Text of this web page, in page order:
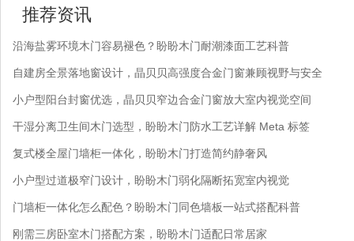
推荐资讯
沿海盐雾环境木门容易褪色？盼盼木门耐潮漆面工艺科普
自建房全景落地窗设计，晶贝贝高强度合金门窗兼顾视野与安全
小户型阳台封窗优选，晶贝贝窄边合金门窗放大室内视觉空间
干湿分离卫生间木门选型，盼盼木门防水工艺详解 Meta 标签
复式楼全屋门墙柜一体化，盼盼木门打造简约静奢风
小户型过道极窄门设计，盼盼木门弱化隔断拓宽室内视觉
门墙柜一体化怎么配色？盼盼木门同色墙板一站式搭配科普
刚需三房卧室木门搭配方案，盼盼木门适配日常居家